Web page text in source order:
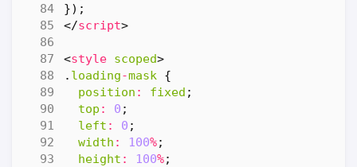
});
</script>
<style scoped>
. loading-mask {
position : fixed ;
top : 0 ;
left : 0 ;
width : 100%;
height : 100%;